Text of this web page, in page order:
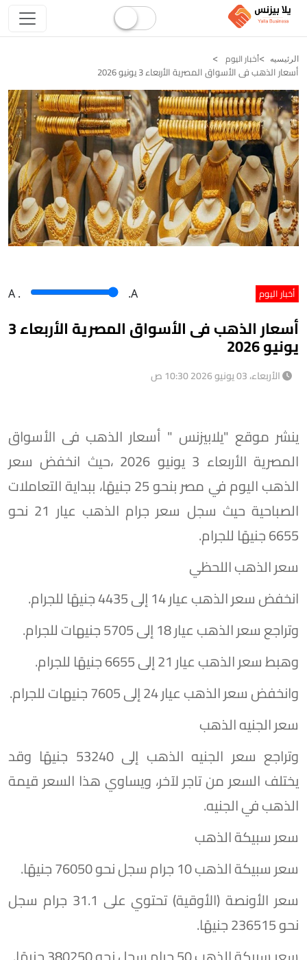
الرئيسيه أخبار اليوم
أسعار الذهب فى الأسواق المصرية الأربعاء 3 يونيو 2026
أخبار اليوم A . .A
أسعار الذهب فى الأسواق المصرية الأربعاء 3
يونيو 2026
الأربعاء، 03 يونيو 2026 10:30 ص
ينشر موقع "يلابيزنس " أسعار الذهب فى الأسواق
المصرية الأربعاء 3 يونيو 2026 ،حيث انخفض سعر
الذهب اليوم في مصر بنحو 25 جنيهًا، ببداية التعاملات
الصباحية حيث سجل سعر جرام الذهب عيار 21 نحو
6655 جنيهًا للجرام.
سعر الذهب اللحظي
انخفض سعر الذهب عيار 14 إلى 4435 جنيهًا للجرام.
وتراجع سعر الذهب عيار 18 إلى 5705 جنيهات للجرام.
وهبط سعر الذهب عيار 21 إلى 6655 جنيهًا للجرام.
وانخفض سعر الذهب عيار 24 إلى 7605 جنيهات للجرام.
سعر الجنيه الذهب
وتراجع سعر الجنيه الذهب إلى 53240 جنيهًا وقد
يختلف السعر من تاجر لآخر، ويساوي هذا السعر قيمة
الذهب في الجنيه.
سعر سبيكة الذهب
سعر سبيكة الذهب 10 جرام سجل نحو 76050 جنيهًا.
سعر الأونصة (الأوقية) تحتوي على 31.1 جرام سجل
نحو 236515 جنيهًا.